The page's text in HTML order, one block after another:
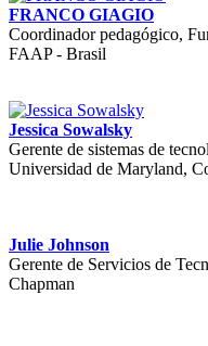
FRANCO GIAGIO
Coordinador pedagógico,
FAAP - Brasil
Jessica Sowalsky
Gerente de sistemas de
Universidad de Maryland,
Julie Johnson
Gerente de Servicios de
Chapman